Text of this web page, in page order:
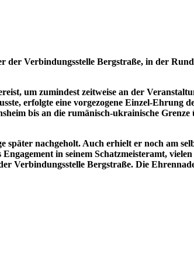
Verbindungsstelle Bergstraße, in der
um zumindest zeitweise an der
erfolgte eine vorgezogene Einzel-Ehrung
bis an die rumänisch-ukrainische Grenze
nachgeholt. Auch erhielt er noch am
in seinem Schatzmeisteramt,
Verbindungsstelle Bergstraße. Die